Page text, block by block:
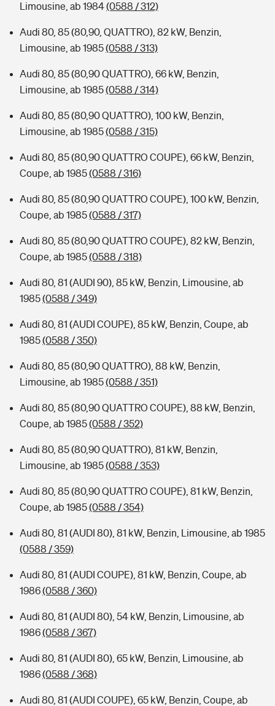
Limousine, ab 1984(0588 / 312)
Audi 80, 85 (80,90, QUATTRO), 82 kW, Benzin,
Limousine, ab 1985(0588 / 313)
Audi 80, 85 (80,90 QUATTRO), 66 kW, Benzin,
Limousine, ab 1985(0588 / 314)
Audi 80, 85 (80,90 QUATTRO), 100 kW, Benzin,
Limousine, ab 1985(0588 / 315)
Audi 80, 85 (80,90 QUATTRO COUPE), 66 kW, Benzin,
Coupe, ab 1985(0588 / 316)
Audi 80, 85 (80,90 QUATTRO COUPE), 100 kW, Benzin,
Coupe, ab 1985(0588 / 317)
Audi 80, 85 (80,90 QUATTRO COUPE), 82 kW, Benzin,
Coupe, ab 1985(0588 / 318)
Audi 80, 81 (AUDI 90), 85 kW, Benzin, Limousine, ab
1985(0588 / 349)
Audi 80, 81 (AUDI COUPE), 85 kW, Benzin, Coupe, ab
1985(0588 / 350)
Audi 80, 85 (80,90 QUATTRO), 88 kW, Benzin,
Limousine, ab 1985(0588 / 351)
Audi 80, 85 (80,90 QUATTRO COUPE), 88 kW, Benzin,
Coupe, ab 1985(0588 / 352)
Audi 80, 85 (80,90 QUATTRO), 81 kW, Benzin,
Limousine, ab 1985(0588 / 353)
Audi 80, 85 (80,90 QUATTRO COUPE), 81 kW, Benzin,
Coupe, ab 1985(0588 / 354)
Audi 80, 81 (AUDI 80), 81 kW, Benzin, Limousine, ab 1985
(0588 / 359)
Audi 80, 81 (AUDI COUPE), 81 kW, Benzin, Coupe, ab
1986(0588 / 360)
Audi 80, 81 (AUDI 80), 54 kW, Benzin, Limousine, ab
1986(0588 / 367)
Audi 80, 81 (AUDI 80), 65 kW, Benzin, Limousine, ab
1986(0588 / 368)
Audi 80, 81 (AUDI COUPE), 65 kW, Benzin, Coupe, ab